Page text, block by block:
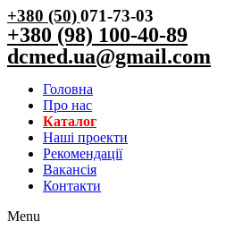
+380 (50)071-73-03
+380 (98) 100-40-89
dcmed.ua@gmail.com
Головна
Про нас
Каталог
Нашi проекти
Рекомендації
Вакансiя
Контакти
Menu